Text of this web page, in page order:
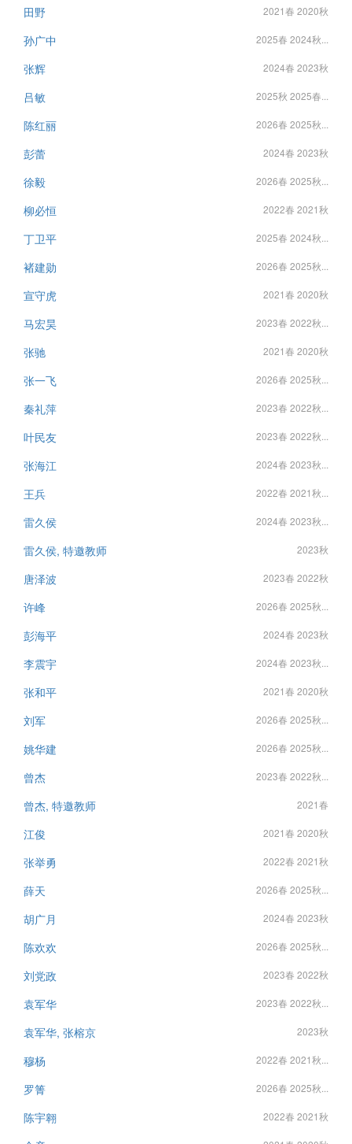
田野 2021春 2020秋
孙广中 2025春 2024秋...
张辉 2024春 2023秋
吕敏 2025秋 2025春...
陈红丽 2026春 2025秋...
彭蕾 2024春 2023秋
徐毅 2026春 2025秋...
柳必恒 2022春 2021秋
丁卫平 2025春 2024秋...
褚建勋 2026春 2025秋...
宣守虎 2021春 2020秋
马宏昊 2023春 2022秋...
张驰 2021春 2020秋
张一飞 2026春 2025秋...
秦礼萍 2023春 2022秋...
叶民友 2023春 2022秋...
张海江 2024春 2023秋...
王兵 2022春 2021秋...
雷久侯 2024春 2023秋...
雷久侯, 特邀教师 2023秋
唐泽波 2023春 2022秋
许峰 2026春 2025秋...
彭海平 2024春 2023秋
李震宇 2024春 2023秋...
张和平 2021春 2020秋
刘军 2026春 2025秋...
姚华建 2026春 2025秋...
曾杰 2023春 2022秋...
曾杰, 特邀教师 2021春
江俊 2021春 2020秋
张举勇 2022春 2021秋
薛天 2026春 2025秋...
胡广月 2024春 2023秋
陈欢欢 2026春 2025秋...
刘党政 2023春 2022秋
袁军华 2023春 2022秋...
袁军华, 张榕京 2023秋
穆杨 2022春 2021秋...
罗箐 2026春 2025秋...
陈宇翱 2022春 2021秋